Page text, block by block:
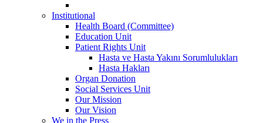
Institutional
Health Board (Committee)
Education Unit
Patient Rights Unit
Hasta ve Hasta Yakını Sorumlulukları
Hasta Hakları
Organ Donation
Social Services Unit
Our Mission
Our Vision
We in the Press